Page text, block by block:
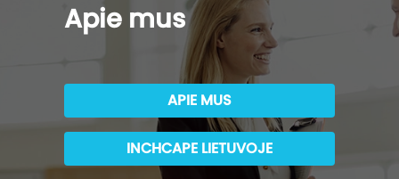
Apie mus
APIE MUS
INCHCAPE LIETUVOJE